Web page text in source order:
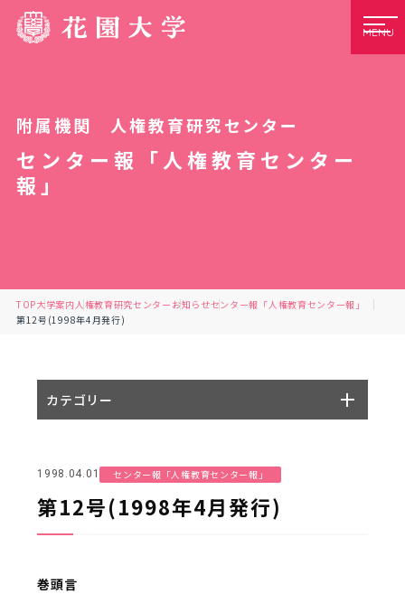
MENU
附属機関 人権教育研究センター
センター報「人権教育センター
報」
TOP大学案内人権教育研究センター お知らせセンター報「人権教育センター報」
第12号(1998年4月発行)
1998.04.01 センター報「人権教育センター報」
第12号(1998年4月発行)
巻頭言
カテゴリー